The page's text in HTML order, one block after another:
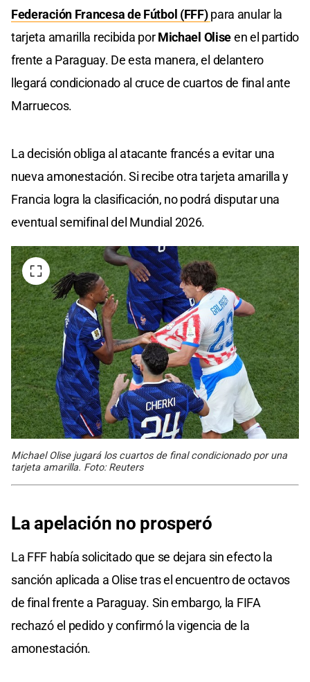
Federación Francesa de Fútbol (FFF) para anular la
tarjeta amarilla recibida porMichael Oliseen el partido
frente a Paraguay. De esta manera, el delantero
llegará condicionado al cruce de cuartos de final ante
Marruecos.
La decisión obliga al atacante francés a evitar una
nueva amonestación. Si recibe otra tarjeta amarilla y
Francia logra la clasificación, no podrá disputar una
eventual semifinal del Mundial 2026.
Michael Olise jugará los cuartos de final condicionado por una
tarjeta amarilla. Foto: Reuters
La apelación no prosperó
La FFF había solicitado que se dejara sin efecto la
sanción aplicada a Olise tras el encuentro de octavos
de final frente a Paraguay. Sin embargo, la FIFA
rechazó el pedido y confirmó la vigencia de la
amonestación.